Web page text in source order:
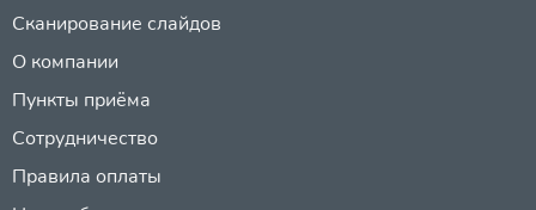
Сканирование слайдов
О компании
Пункты приёма
Сотрудничество
Правила оплаты